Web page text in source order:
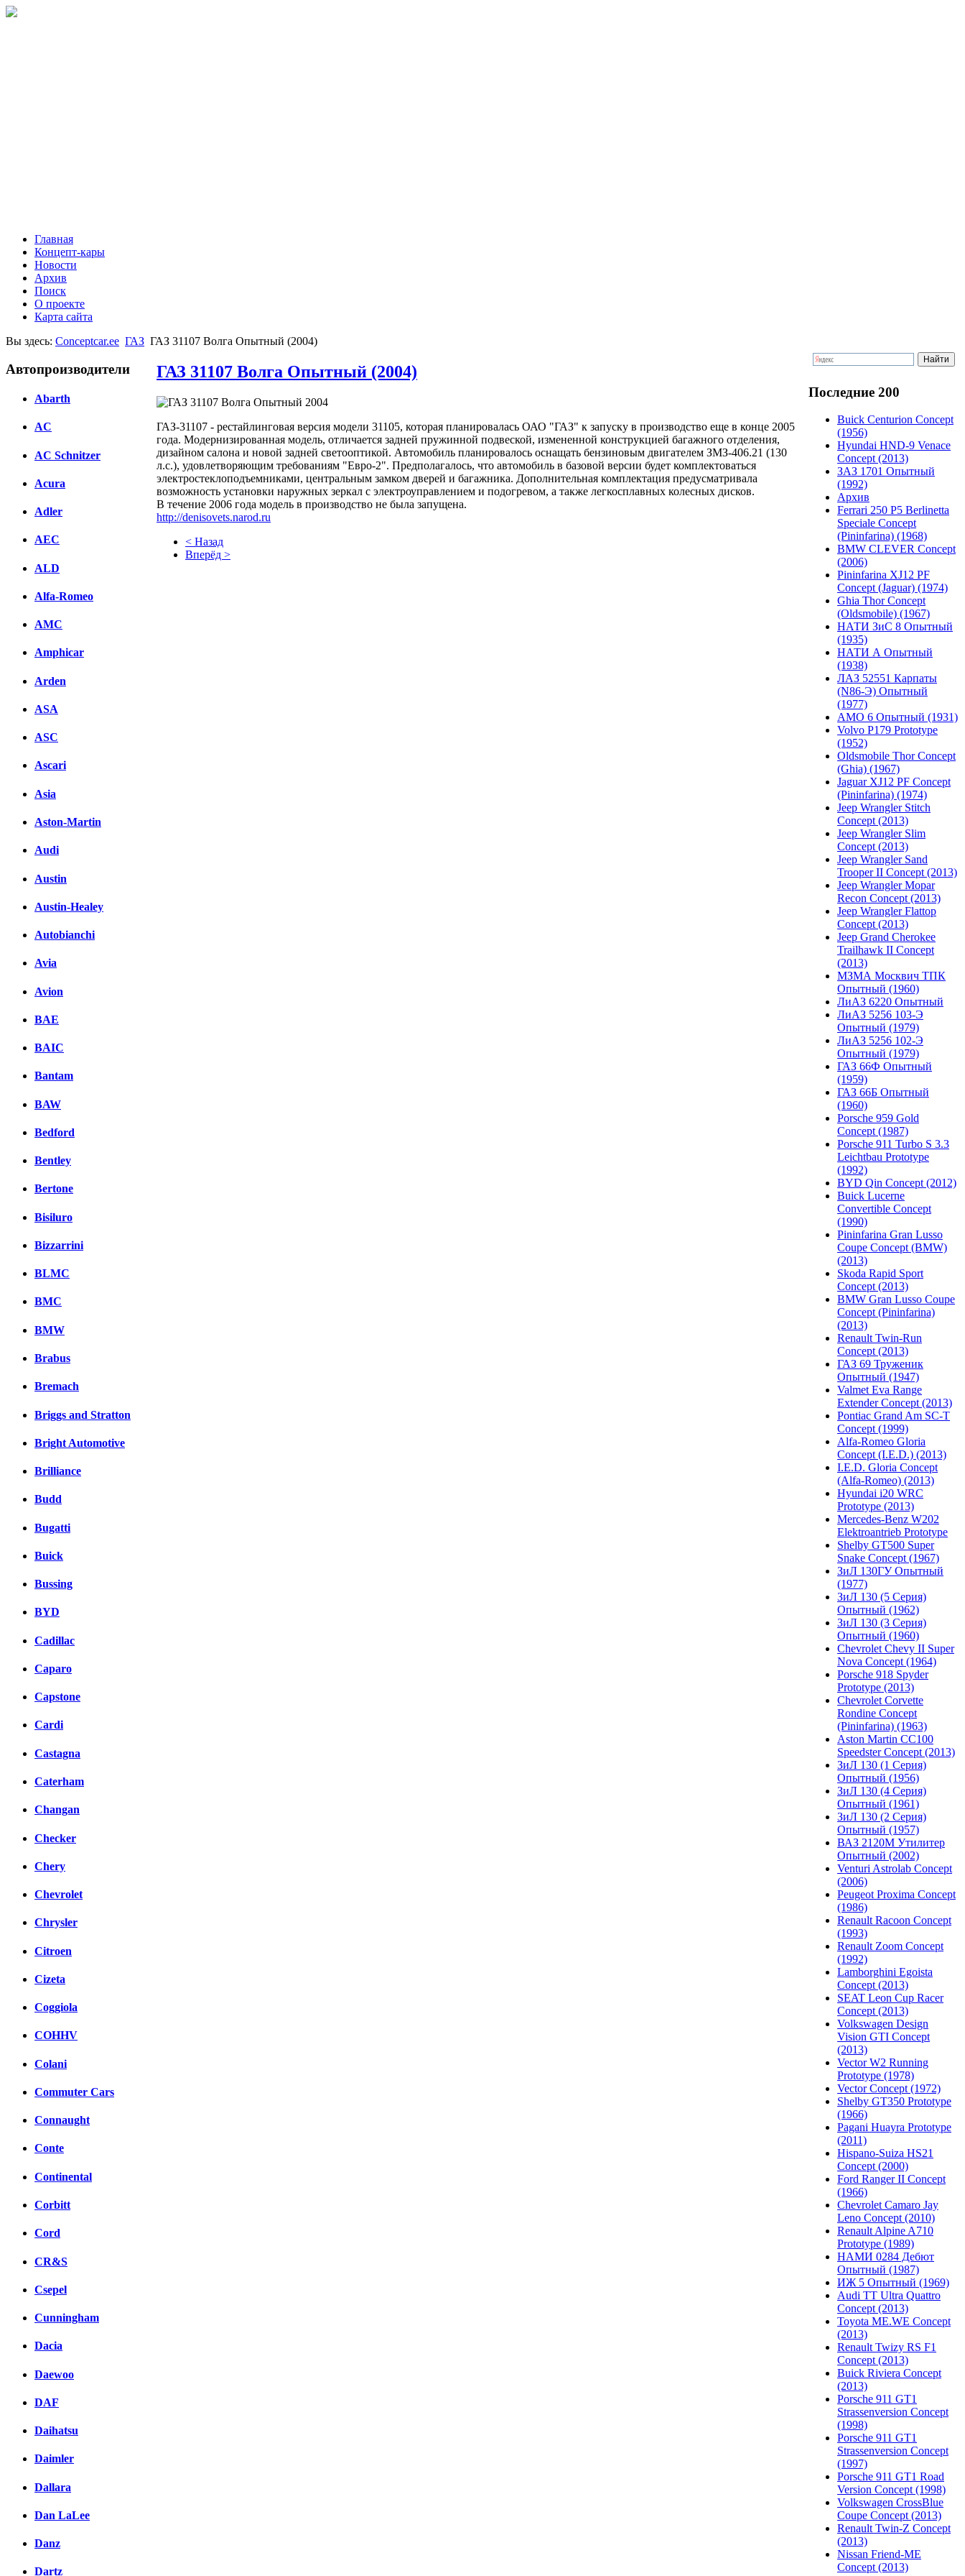
Главная
Концепт-кары
Новости
Архив
Поиск
О проекте
Карта сайта
Вы здесь: Conceptcar.ee ГАЗ ГАЗ 31107 Волга Опытный (2004)
Автопроизводители
Abarth
AC
AC Schnitzer
Acura
Adler
AEC
ALD
Alfa-Romeo
AMC
Amphicar
Arden
ASA
ASC
Ascari
Asia
Aston-Martin
Audi
Austin
Austin-Healey
Autobianchi
Avia
Avion
BAE
BAIC
Bantam
BAW
Bedford
Bentley
Bertone
Bisiluro
Bizzarrini
BLMC
BMC
BMW
Brabus
Bremach
Briggs and Stratton
Bright Automotive
Brilliance
Budd
Bugatti
Buick
Bussing
BYD
Cadillac
Caparo
Capstone
Cardi
Castagna
Caterham
Changan
Checker
Chery
Chevrolet
Chrysler
Citroen
Cizeta
Coggiola
COHHV
Colani
Commuter Cars
Connaught
Conte
Continental
Corbitt
Cord
CR&S
Csepel
Cunningham
Dacia
Daewoo
DAF
Daihatsu
Daimler
Dallara
Dan LaLee
Danz
Dartz
ГАЗ 31107 Волга Опытный (2004)
ГАЗ-31107 - рестайлинговая версия модели 31105, которая планировалась ОАО "ГАЗ" к запуску в производство еще в конце 2005
года. Модернизированная модель, отличается задней пружинной подвеской, измененной конструкцией багажного отделения,
дизайном салона и новой задней светооптикой. Автомобиль планировалось оснащать бензиновым двигателем ЗМЗ-406.21 (130
л.с.), удовлетворяющим требованиям "Евро-2". Предполагалось, что автомобиль в базовой версии будет комплектоваться
электростеклоподъемниками, центральным замком дверей и багажника. Дополнительная комплектация предусматривала
возможность установки наружных зеркал с электроуправлением и подогревом, а также легкосплавных колесных дисков.
В течение 2006 года модель в производство не была запущена.
http://denisovets.narod.ru
< Назад
Вперёд >
Последние 200
Buick Centurion Concept
(1956)
Hyundai HND-9 Venace
Concept (2013)
ЗАЗ 1701 Опытный
(1992)
Архив
Ferrari 250 P5 Berlinetta
Speciale Concept
(Pininfarina) (1968)
BMW CLEVER Concept
(2006)
Pininfarina XJ12 PF
Concept (Jaguar) (1974)
Ghia Thor Concept
(Oldsmobile) (1967)
НАТИ ЗиС 8 Опытный
(1935)
НАТИ А Опытный
(1938)
ЛАЗ 52551 Карпаты
(N86-Э) Опытный
(1977)
АМО 6 Опытный (1931)
Volvo P179 Prototype
(1952)
Oldsmobile Thor Concept
(Ghia) (1967)
Jaguar XJ12 PF Concept
(Pininfarina) (1974)
Jeep Wrangler Stitch
Concept (2013)
Jeep Wrangler Slim
Concept (2013)
Jeep Wrangler Sand
Trooper II Concept (2013)
Jeep Wrangler Mopar
Recon Concept (2013)
Jeep Wrangler Flattop
Concept (2013)
Jeep Grand Cherokee
Trailhawk II Concept
(2013)
МЗМА Москвич ТПК
Опытный (1960)
ЛиАЗ 6220 Опытный
ЛиАЗ 5256 103-Э
Опытный (1979)
ЛиАЗ 5256 102-Э
Опытный (1979)
ГАЗ 66Ф Опытный
(1959)
ГАЗ 66Б Опытный
(1960)
Porsche 959 Gold
Concept (1987)
Porsche 911 Turbo S 3.3
Leichtbau Prototype
(1992)
BYD Qin Concept (2012)
Buick Lucerne
Convertible Concept
(1990)
Pininfarina Gran Lusso
Coupe Concept (BMW)
(2013)
Skoda Rapid Sport
Concept (2013)
BMW Gran Lusso Coupe
Concept (Pininfarina)
(2013)
Renault Twin-Run
Concept (2013)
ГАЗ 69 Труженик
Опытный (1947)
Valmet Eva Range
Extender Concept (2013)
Pontiac Grand Am SC-T
Concept (1999)
Alfa-Romeo Gloria
Concept (I.E.D.) (2013)
I.E.D. Gloria Concept
(Alfa-Romeo) (2013)
Hyundai i20 WRC
Prototype (2013)
Mercedes-Benz W202
Elektroantrieb Prototype
Shelby GT500 Super
Snake Concept (1967)
ЗиЛ 130ГУ Опытный
(1977)
ЗиЛ 130 (5 Серия)
Опытный (1962)
ЗиЛ 130 (3 Серия)
Опытный (1960)
Chevrolet Chevy II Super
Nova Concept (1964)
Porsche 918 Spyder
Prototype (2013)
Chevrolet Corvette
Rondine Concept
(Pininfarina) (1963)
Aston Martin CC100
Speedster Concept (2013)
ЗиЛ 130 (1 Серия)
Опытный (1956)
ЗиЛ 130 (4 Серия)
Опытный (1961)
ЗиЛ 130 (2 Серия)
Опытный (1957)
ВАЗ 2120М Утилитер
Опытный (2002)
Venturi Astrolab Concept
(2006)
Peugeot Proxima Concept
(1986)
Renault Racoon Concept
(1993)
Renault Zoom Concept
(1992)
Lamborghini Egoista
Concept (2013)
SEAT Leon Cup Racer
Concept (2013)
Volkswagen Design
Vision GTI Concept
(2013)
Vector W2 Running
Prototype (1978)
Vector Concept (1972)
Shelby GT350 Prototype
(1966)
Pagani Huayra Prototype
(2011)
Hispano-Suiza HS21
Concept (2000)
Ford Ranger II Concept
(1966)
Chevrolet Camaro Jay
Leno Concept (2010)
Renault Alpine A710
Prototype (1989)
НАМИ 0284 Дебют
Опытный (1987)
ИЖ 5 Опытный (1969)
Audi TT Ultra Quattro
Concept (2013)
Toyota ME.WE Concept
(2013)
Renault Twizy RS F1
Concept (2013)
Buick Riviera Concept
(2013)
Porsche 911 GT1
Strassenversion Concept
(1998)
Porsche 911 GT1
Strassenversion Concept
(1997)
Porsche 911 GT1 Road
Version Concept (1998)
Volkswagen CrossBlue
Coupe Concept (2013)
Renault Twin-Z Concept
(2013)
Nissan Friend-ME
Concept (2013)